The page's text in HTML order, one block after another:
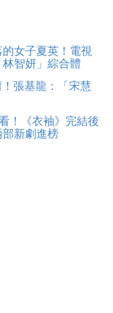
女子夏英！電視
智妍」綜合體
張基龍：「宋慧
！《衣袖》完結後
部新劇進榜